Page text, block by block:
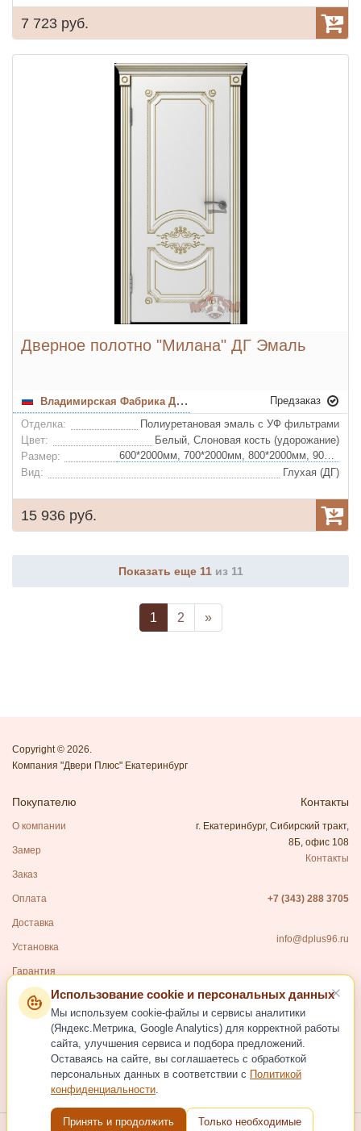
7 723 руб.
Дверное полотно "Милана" ДГ Эмаль
Владимирская Фабрика Дверей
Предзаказ
Отделка:
Полиуретановая эмаль с УФ фильтрами
Цвет:
Белый, Слоновая кость (удорожание)
Размер:
600*2000мм, 700*2000мм, 800*2000мм, 900*2000мм
Вид:
Глухая (ДГ)
15 936 руб.
Показать еще 11 из 11
1 2 »
Copyright © 2026.
Компания "Двери Плюс" Екатеринбург
Покупателю
О компании
Замер
Заказ
Оплата
Доставка
Установка
Гарантия
Контакты
г. Екатеринбург, Сибирский тракт,
8Б, офис 108
Контакты
+7 (343) 288 3705
info@dplus96.ru
Каталог
Входные двери
Межкомнатные двери
Фурнитура для дверей
Использование cookie и персональных данных
Мы используем cookie-файлы и сервисы аналитики
(Яндекс.Метрика, Google Analytics) для корректной работы
сайта, улучшения сервиса и подбора предложений.
Оставаясь на сайте, вы соглашаетесь с обработкой
персональных данных в соответствии с
Политикой
конфиденциальности.
Принять и продолжить Только необходимые